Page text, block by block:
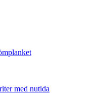
planket
med nutida